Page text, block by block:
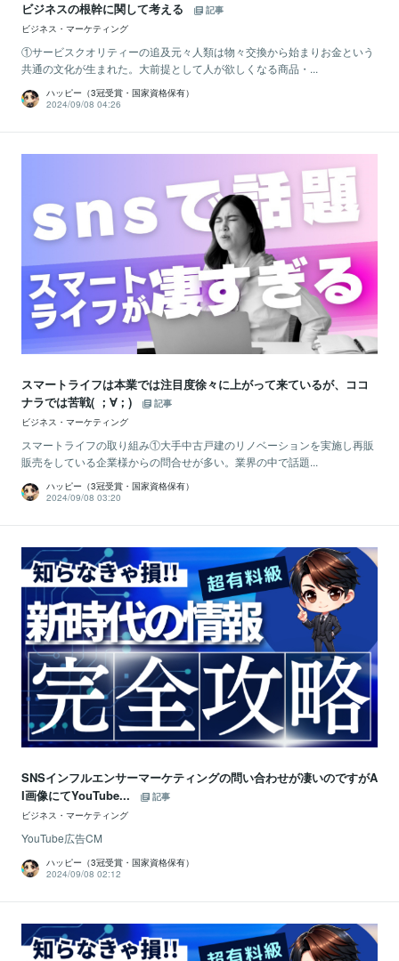
ビジネスの根幹に関して考える
記事
ビジネス・マーケティング
①サービスクオリティーの追及元々人類は物々交換から始まりお金という
共通の文化が生まれた。大前提として人が欲しくなる商品・...
ハッピー（3冠受賞・国家資格保有）
2024/09/08 04:26
スマートライフは本業では注目度徐々に上がって来ているが、ココ
ナラでは苦戦( ；∀；)
記事
ビジネス・マーケティング
スマートライフの取り組み①大手中古戸建のリノベーションを実施し再販
販売をしている企業様からの問合せが多い。業界の中で話題...
ハッピー（3冠受賞・国家資格保有）
2024/09/08 03:20
SNSインフルエンサーマーケティングの問い合わせが凄いのですがA
I画像にてYouTube...
記事
ビジネス・マーケティング
YouTube広告CM
ハッピー（3冠受賞・国家資格保有）
2024/09/08 02:12